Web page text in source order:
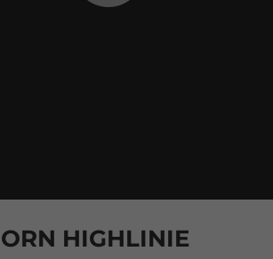
HIGHLINIE